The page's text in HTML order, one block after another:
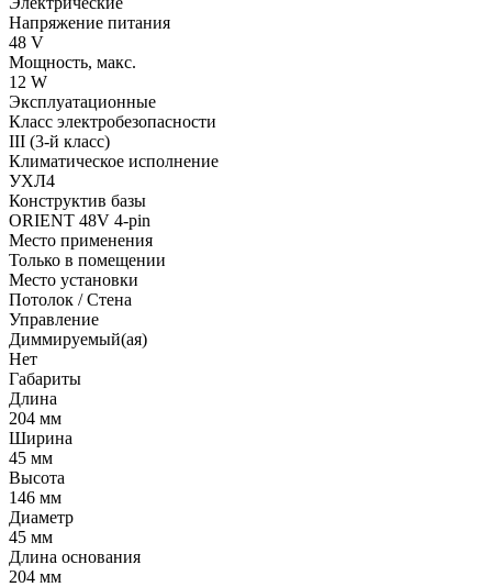
Напряжение питания
48 V
Мощность, макс.
12 W
Эксплуатационные
Класс электробезопасности
III (3-й класс)
Климатическое исполнение
УХЛ4
Конструктив базы
ORIENT 48V 4-pin
Место применения
Только в помещении
Место установки
Потолок / Cтена
Управление
Диммируемый(ая)
Нет
Габариты
Длина
204 мм
Ширина
45 мм
Высота
146 мм
Диаметр
45 мм
Длина основания
204 мм